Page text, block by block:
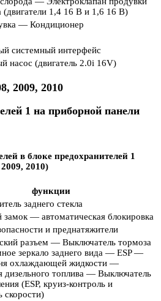
(двигатели 1,4 16 В и 1,6 16 В)
— Кондиционер
системный интерфейс
насос (двигатель 2.0i 16V)
2009, 2010
1 на приборной панели
в блоке предохранителей 1
2010)
функции
заднего стекла
замок — автоматическая блокировка
и преднатяжители
разъем — Выключатель тормоза
зеркало заднего вида — ESP —
охлаждающей жидкости —
дизельного топлива — Выключатель
(ESP, круиз-контроль и
скорости)